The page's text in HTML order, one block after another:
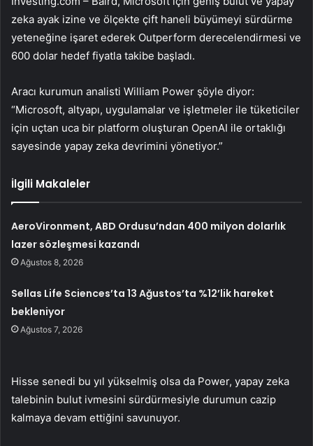
zeka ayak izine ve ölçekte çift haneli büyümeyi sürdürme
yeteneğine işaret ederek Outperform derecelendirmesi ve
600 dolar hedef fiyatla takibe başladı.
Aracı kurumun analisti William Power şöyle diyor:
“Microsoft, altyapı, uygulamalar ve işletmeler ile tüketiciler
için uçtan uca bir platform oluşturan OpenAI ile ortaklığı
sayesinde yapay zeka devrimini yönetiyor.”
İlgili Makaleler
AeroVironment, ABD Ordusu’ndan 400 milyon dolarlık
lazer sözleşmesi kazandı
Ağustos 8, 2026
Sellas Life Sciences’ta 13 Ağustos’ta %12’lik hareket
bekleniyor
Ağustos 7, 2026
Hisse senedi bu yıl yükselmiş olsa da Power, yapay zeka
talebinin bulut ivmesini sürdürmesiyle durumun cazip
kalmaya devam ettiğini savunuyor.